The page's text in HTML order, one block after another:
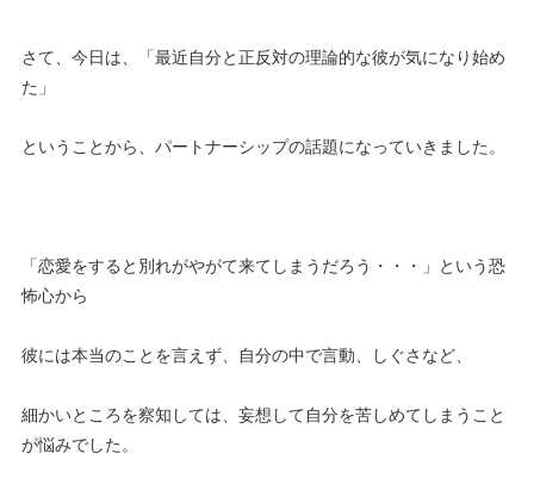
さて、今日は、「最近自分と正反対の理論的な彼が気になり始め
た」
ということから、パートナーシップの話題になっていきました。
「恋愛をすると別れがやがて来てしまうだろう・・・」という恐
怖心から
彼には本当のことを言えず、自分の中で言動、しぐさなど、
細かいところを察知しては、妄想して自分を苦しめてしまうこと
が悩みでした。